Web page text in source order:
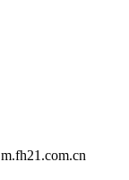
m.fh21.com.cn